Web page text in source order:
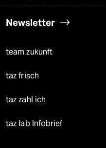
Newsletter
team zukunft
taz frisch
taz zahl ich
taz lab Infobrief